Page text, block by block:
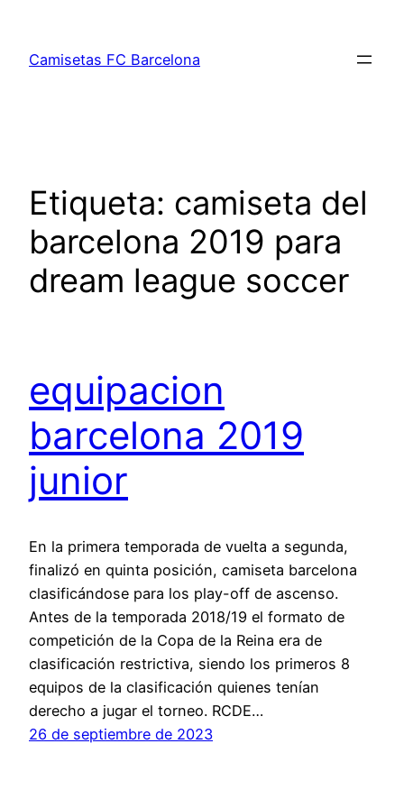
contenido
Camisetas FC Barcelona
Etiqueta: camiseta del
barcelona 2019 para
dream league soccer
equipacion
barcelona 2019
junior
En la primera temporada de vuelta a segunda,
finalizó en quinta posición, camiseta barcelona
clasificándose para los play-off de ascenso.
Antes de la temporada 2018/19 el formato de
competición de la Copa de la Reina era de
clasificación restrictiva, siendo los primeros 8
equipos de la clasificación quienes tenían
derecho a jugar el torneo. RCDE…
26 de septiembre de 2023